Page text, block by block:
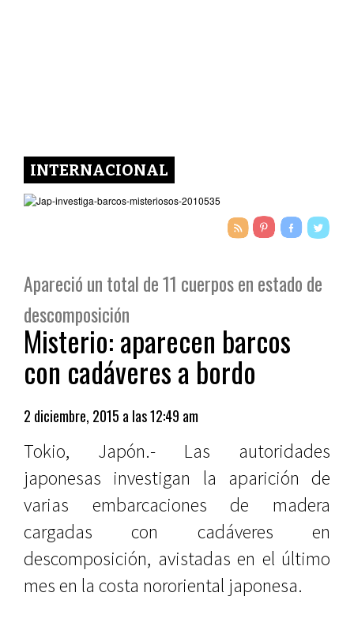
INTERNACIONAL
Apareció un total de 11 cuerpos en estado de
descomposición
Misterio: aparecen barcos
con cadáveres a bordo
2 diciembre, 2015 a las 12:49 am
Tokio, Japón.- Las autoridades
japonesas investigan la aparición de
varias embarcaciones de madera
cargadas con cadáveres en
descomposición, avistadas en el último
mes en la costa nororiental japonesa.